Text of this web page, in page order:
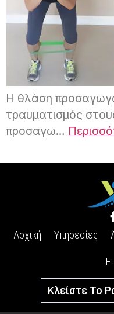
Η θλάση
τραυματισμός
προσαγω…
Αρχική Υπηρεσίες
Κλείστε Το